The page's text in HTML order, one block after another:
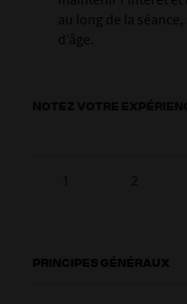
au long de la
d’âge.
PRINCIPES GÉNÉRAUX